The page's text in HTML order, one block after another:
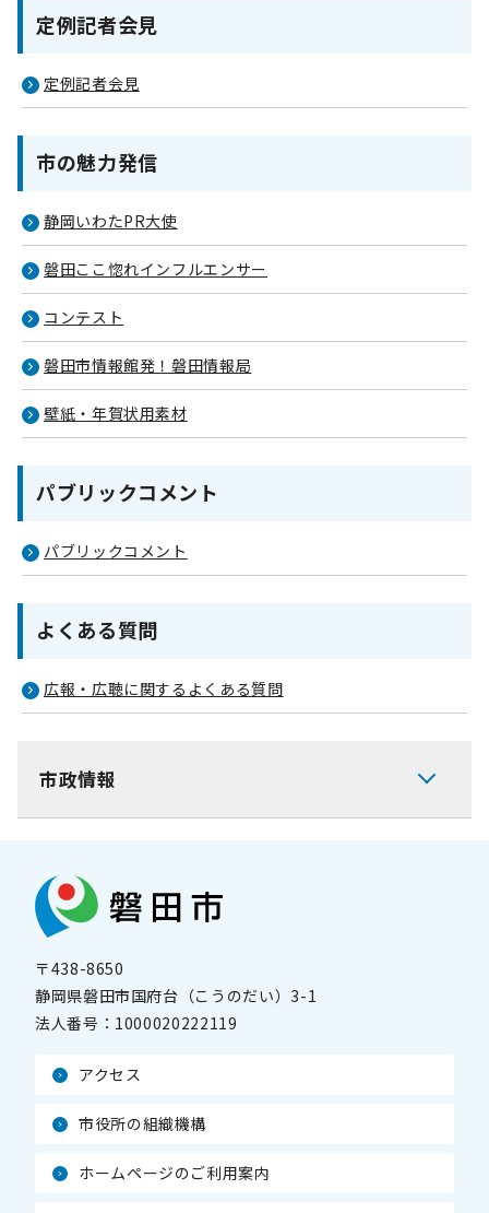
定例記者会見
定例記者会見
市の魅力発信
静岡いわたPR大使
磐田ここ惚れインフルエンサー
コンテスト
磐田市情報館発！磐田情報局
壁紙・年賀状用素材
パブリックコメント
パブリックコメント
よくある質問
広報・広聴に関するよくある質問
市政情報
〒438-8650
静岡県磐田市国府台（こうのだい）3-1
法人番号： 1000020222119
アクセス
市役所の組織機構
ホームページのご利用案内